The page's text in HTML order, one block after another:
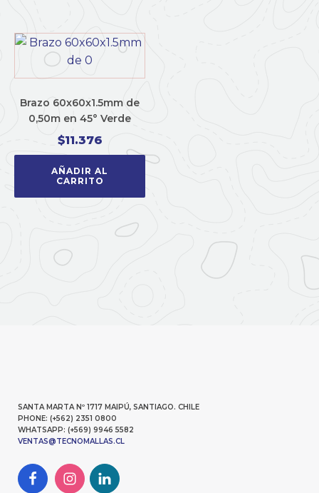
Brazo 60x60x1.5mm de
0,50m en 45° Verde
$11.376
AÑADIR AL
CARRITO
SANTA MARTA Nº 1717 MAIPÚ, SANTIAGO. CHILE
PHONE: (+562) 2351 0800
WHATSAPP: (+569) 9946 5582
VENTAS@TECNOMALLAS.CL